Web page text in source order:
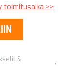
toimitusaika >>
&